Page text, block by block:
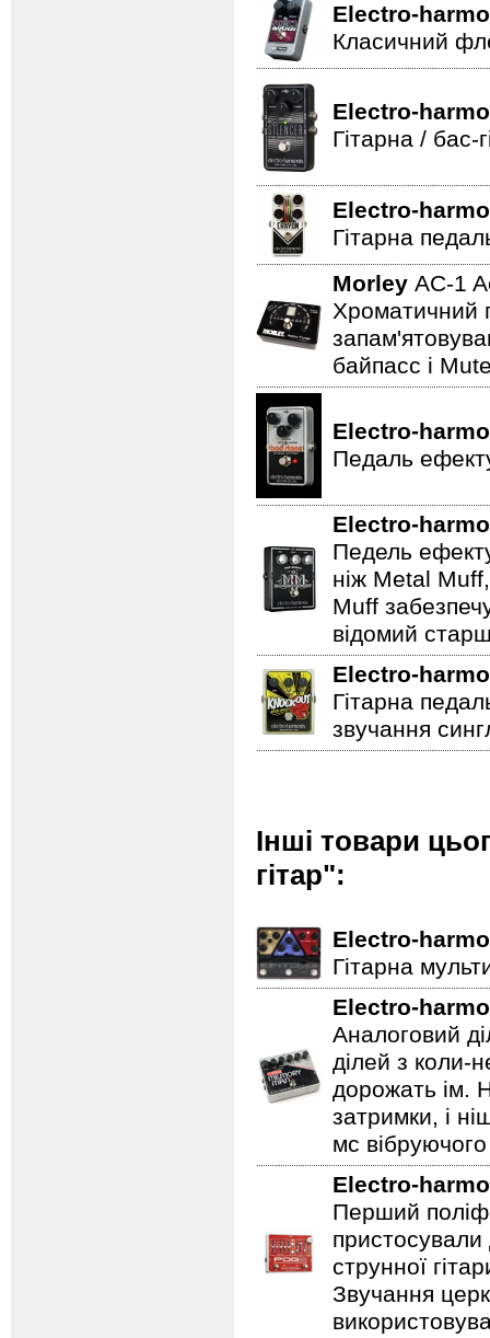
Electro-
Класичний
Electro-
Гітарна /
Electro-
Гітарна
Morley AC-1
Хроматичний
байпасс і
Electro-
Педаль
Electro-
Педель
ніж Metal
Muff
відомий
Electro-
Гітарна
звучання
Інші товари
гітар":
Electro-
Гітарна
Electro-
Аналоговий
ділей з коли-
дорожать ім.
затримки, і
мс
Electro-
Перший
пристосували
струнної
Звучання